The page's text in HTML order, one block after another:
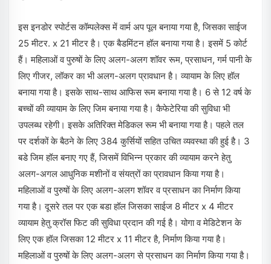
इस इनडोर स्पोर्टस कॉम्पलेक्स में वार्म अप पूल बनाया गया है, जिसका साईज
25 मीटर. x 21 मीटर है। एक बैडमिंटन हॉल बनाया गया है। इसमें 5 कोर्ट
हैं। महिलाओं व पुरुषों के लिए अलग-अलग शॉवर रूम, प्रसाधन, गर्म पानी के
लिए गीजर, लॉकर का भी अलग-अलग प्रावधान है। व्यायाम के लिए हॉल
बनाया गया है। इसके साथ-साथ आफिस रूम बनाया गया है। 6 से 12 वर्ष के
बच्चों की व्यायाम के लिए जिम बनाया गया है। कैफेटेरिया की सुविधा भी
उपलब्ध रहेगी। इसके अतिरिक्त मेडिकल रूम भी बनाया गया है। पहले तल
पर दर्शकों के बैठने के लिए 384 कुर्सियों सहित उचित व्यवस्था की हुई है। 3
बडे जिम हॉल बनाए गए हैं, जिसमें विभिन्न प्रकार की व्यायाम करने हेतु
अलग-अगल आधुनिक मशीनों व संयत्रों का प्रावधान किया गया है।
महिलाओं व पुरुषों के लिए अलग-अलग शॉवर व प्रसाधन का निर्माण किया
गया है। दूसरे तल पर एक बडा हॉल जिसका साईज 8 मीटर x 4 मीटर
व्यायाम हेतु क्रॉस फिट की सुविधा प्रदान की गई है। योगा व मेडिटेशन के
लिए एक हॉल जिसका 12 मीटर x 11 मीटर है, निर्माण किया गया है।
महिलाओं व पुरुषों के लिए अलग-अलग से प्रसाधन का निर्माण किया गया है।